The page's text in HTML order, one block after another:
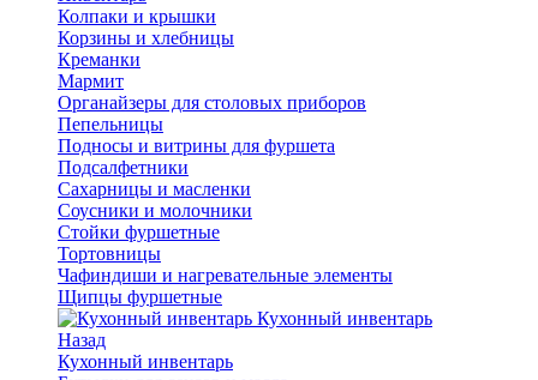
Колпаки и крышки
Корзины и хлебницы
Креманки
Мармит
Органайзеры для столовых приборов
Пепельницы
Подносы и витрины для фуршета
Подсалфетники
Сахарницы и масленки
Соусники и молочники
Стойки фуршетные
Тортовницы
Чафиндиши и нагревательные элементы
Щипцы фуршетные
Кухонный инвентарь
Назад
Кухонный инвентарь